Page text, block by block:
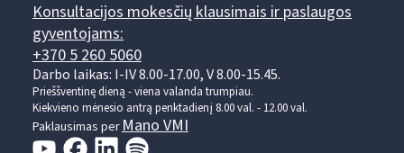
Konsultacijos mokesčių klausimais ir paslaugos
gyventojams:
+370 5 260 5060
Darbo laikas: I-IV 8.00-17.00, V 8.00-15.45.
Prieššventinę dieną - viena valanda trumpiau.
Kiekvieno mėnesio antrą penktadienį 8.00 val. - 12.00 val.
Paklausimas perMano VMI